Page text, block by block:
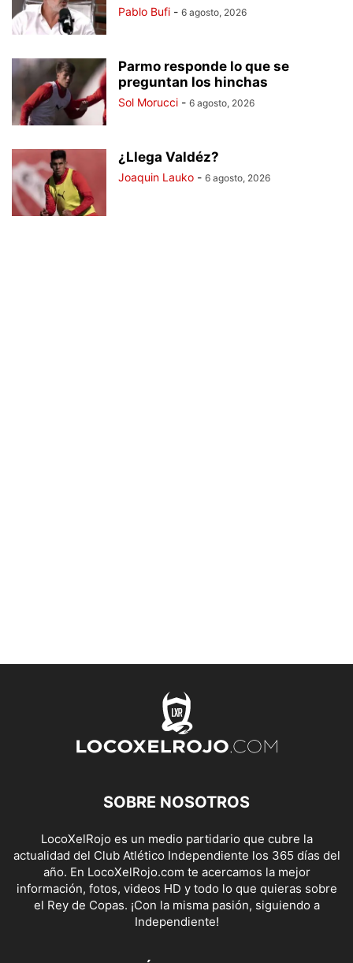
Pablo Bufi - 6 agosto, 2026
Parmo responde lo que se
preguntan los hinchas
Sol Morucci - 6 agosto, 2026
¿Llega Valdéz?
Joaquin Lauko - 6 agosto, 2026
SOBRE NOSOTROS
LocoXelRojo es un medio partidario que cubre la
actualidad del Club Atlético Independiente los 365 días del
año. En LocoXelRojo.com te acercamos la mejor
información, fotos, videos HD y todo lo que quieras sobre
el Rey de Copas. ¡Con la misma pasión, siguiendo a
Independiente!